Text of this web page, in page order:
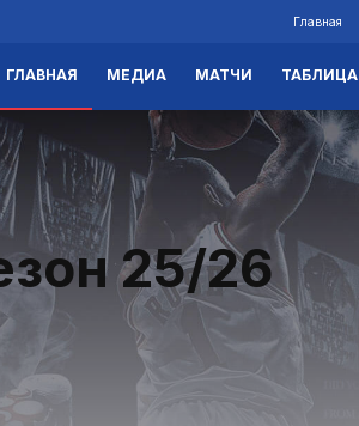
Главная
ГЛАВНАЯ МЕДИА МАТЧИ ТАБЛИЦА
25/26